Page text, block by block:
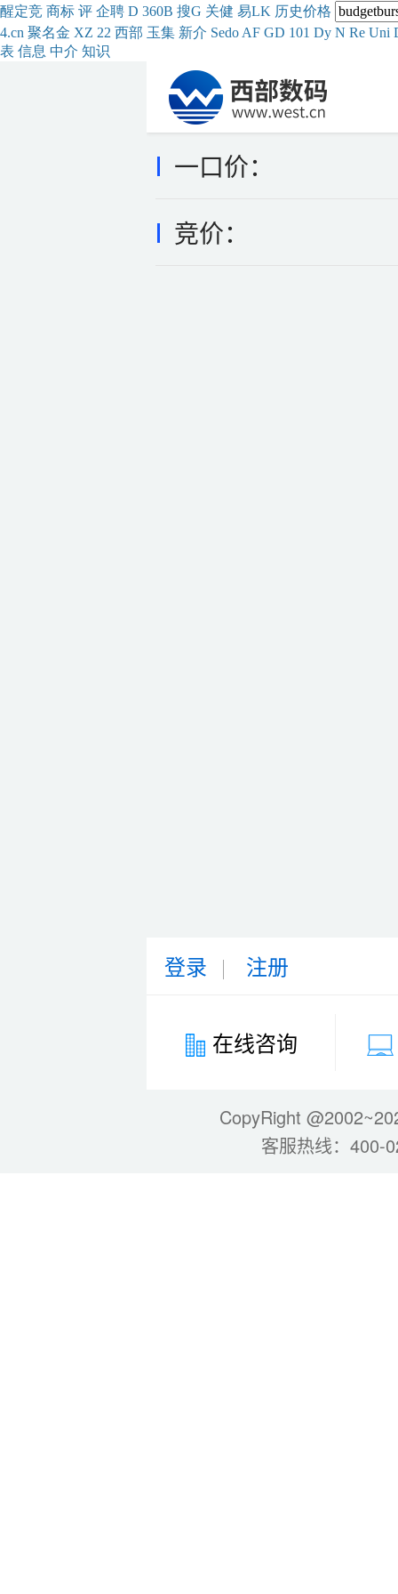
醒定竞 商标 评 企聘 D 360B 搜G 关健 易LK 历史价格
4.cn 聚名金 XZ 22 西部 玉集 新介 Sedo AF GD 101 Dy N Re Uni
表 信息 中介 知识